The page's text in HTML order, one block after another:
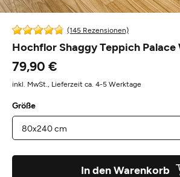
(145 Rezensionen)
Hochflor Shaggy Teppich Palace
79,90 €
inkl. MwSt., Lieferzeit ca. 4-5 Werktage
Größe
In den Warenkorb